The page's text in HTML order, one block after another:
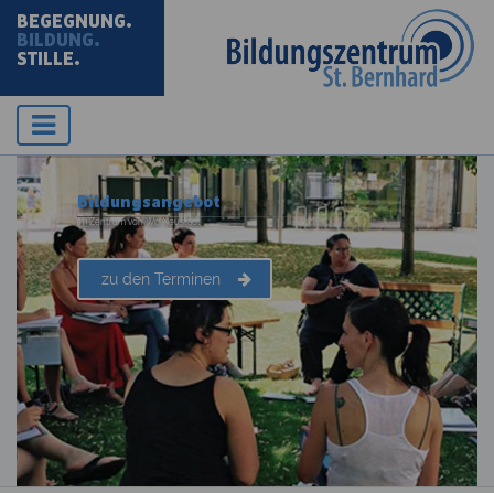
BEGEGNUNG.
BILDUNG.
STILLE.
Bildungsangebot
im Zentrum von Wr. Neustadt
zu den Terminen